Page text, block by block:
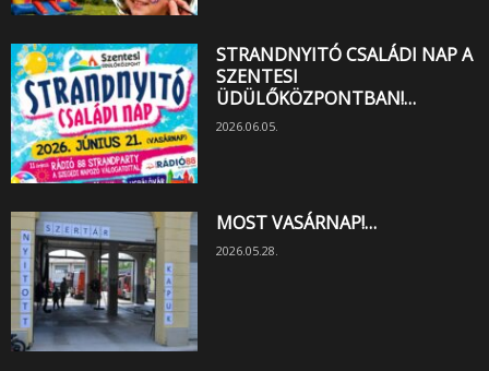
STRANDNYITÓ CSALÁDI NAP A
SZENTESI
ÜDÜLŐKÖZPONTBAN!…
2026.06.05.
MOST VASÁRNAP!…
2026.05.28.